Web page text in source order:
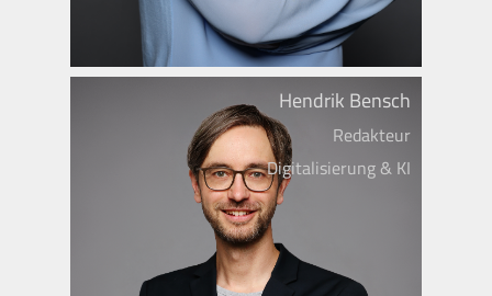
Hendrik Bensch
Redakteur
Digitalisierung & KI